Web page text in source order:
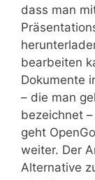
dass man
bearbeiten
Dokumente
– die man
bezeichnet
geht
weiter. Der
Alternative